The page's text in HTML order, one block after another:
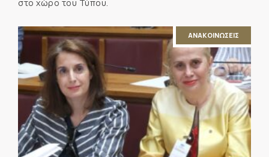
στο χώρο του Τύπου.
ΑΝΑΚΟΙΝΩΣΕΙΣ